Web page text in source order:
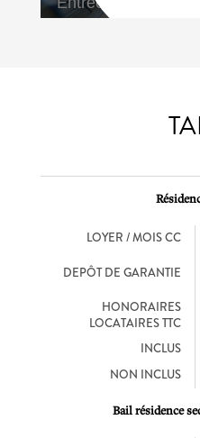
LOYER / MOIS CC
DEPÔT DE GARANTIE
HONORAIRES
LOCATAIRES TTC
INCLUS
NON INCLUS
Bail résidence